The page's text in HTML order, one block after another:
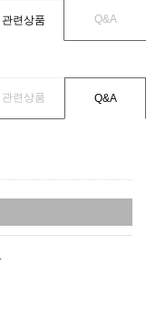
관련상품 Q&A
관련상품 Q&A